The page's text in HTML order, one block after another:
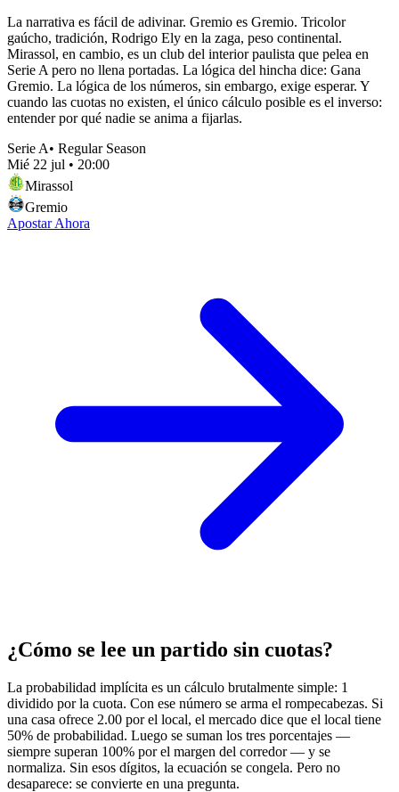
La narrativa es fácil de adivinar. Gremio es Gremio. Tricolor
gaúcho, tradición, Rodrigo Ely en la zaga, peso continental.
Mirassol, en cambio, es un club del interior paulista que pelea en
Serie A pero no llena portadas. La lógica del hincha dice: Gana
Gremio. La lógica de los números, sin embargo, exige esperar. Y
cuando las cuotas no existen, el único cálculo posible es el inverso:
entender por qué nadie se anima a fijarlas.
Serie A• Regular Season
Mié 22 jul • 20:00
Mirassol
Gremio
Apostar Ahora
¿Cómo se lee un partido sin cuotas?
La probabilidad implícita es un cálculo brutalmente simple: 1
dividido por la cuota. Con ese número se arma el rompecabezas. Si
una casa ofrece 2.00 por el local, el mercado dice que el local tiene
50% de probabilidad. Luego se suman los tres porcentajes —
siempre superan 100% por el margen del corredor — y se
normaliza. Sin esos dígitos, la ecuación se congela. Pero no
desaparece: se convierte en una pregunta.